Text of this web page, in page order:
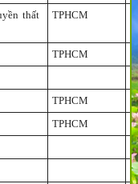
thất
TPHCM
TPHCM
TPHCM
TPHCM